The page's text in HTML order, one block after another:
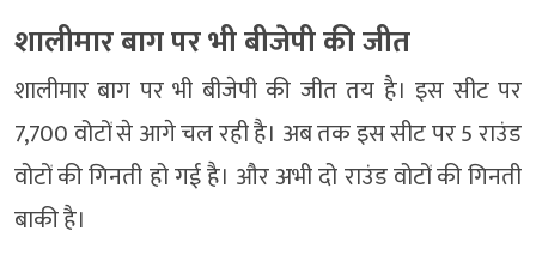
शालीमार बाग पर भी बीजेपी की जीत
शालीमार बाग पर भी बीजेपी की जीत तय है। इस सीट पर
7,700 वोटों से आगे चल रही है। अब तक इस सीट पर 5 राउंड
वोटों की गिनती हो गई है। और अभी दो राउंड वोटों की गिनती
बाकी है।